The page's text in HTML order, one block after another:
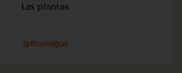
Las plantas
@Noeliagus